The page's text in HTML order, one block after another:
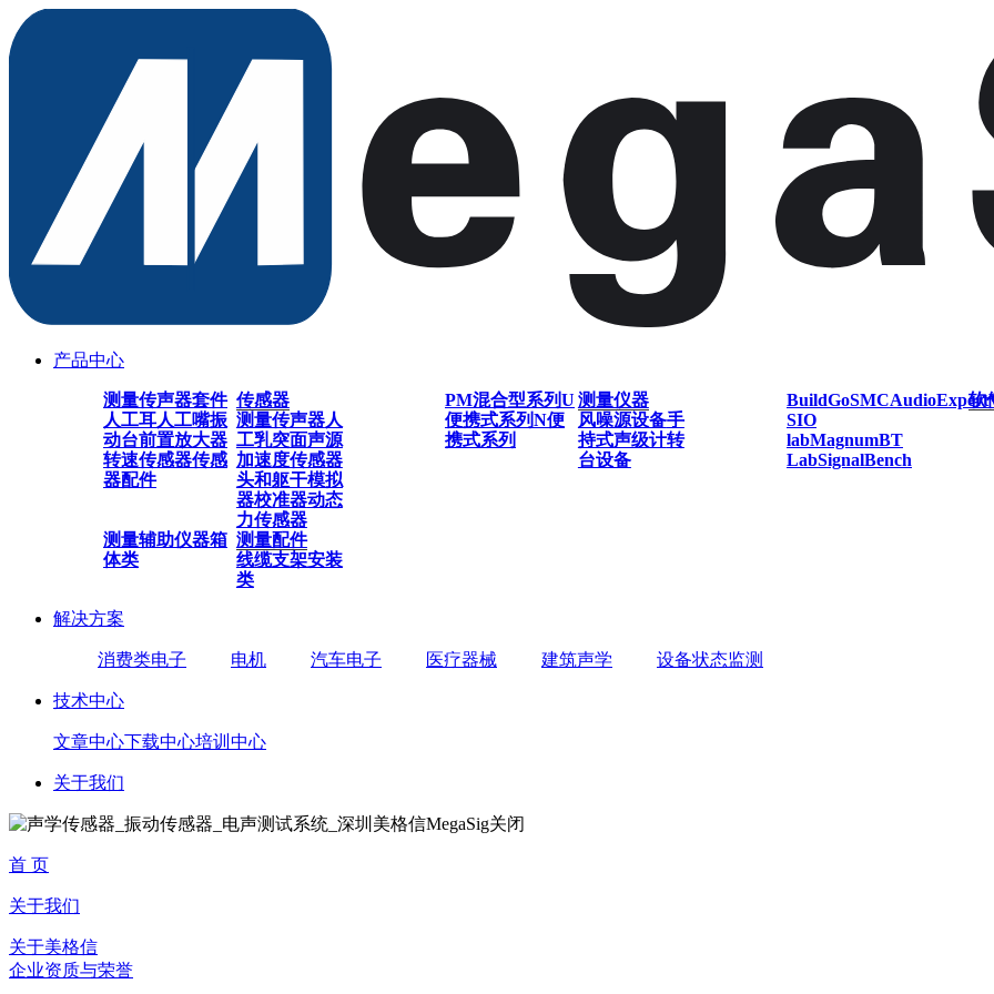
产品中心
传感器
测量传声器套件
人工耳人工嘴振
动台前置放大器
转速传感器传感
器配件
测量传声器人
工乳突面声源
加速度传感器
头和躯干模拟
器校准器动态
力传感器
测量仪器
PM混合型系列U
便携式系列N便
携式系列
风噪源设备手
持式声级计转
台设备
软
BuildGoSMCAudioExpert
SIO
labMagnumBT
LabSignalBench
测量配件
测量辅助仪器箱
体类
线缆支架安装
类
解决方案
消费类电子 电机 汽车电子 医疗器械 建筑声学 设备状态监测
技术中心
文章中心下载中心培训中心
关于我们
关闭
首 页
关于我们
关于美格信
企业资质与荣誉